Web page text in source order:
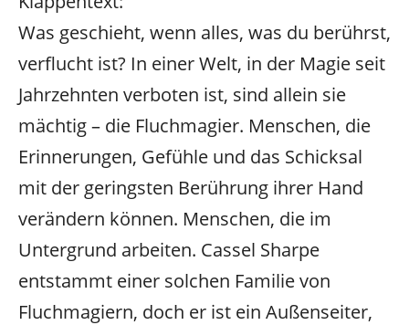
Was geschieht, wenn alles, was du berührst,
verflucht ist? In einer Welt, in der Magie seit
Jahrzehnten verboten ist, sind allein sie
mächtig – die Fluchmagier. Menschen, die
Erinnerungen, Gefühle und das Schicksal
mit der geringsten Berührung ihrer Hand
verändern können. Menschen, die im
Untergrund arbeiten. Cassel Sharpe
entstammt einer solchen Familie von
Fluchmagiern, doch er ist ein Außenseiter,